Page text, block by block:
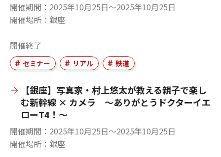
開催期間
2025年10月25日〜2025年10月25日
開催場所
銀座
開催終了
セミナー リアル 鉄道
【銀座】写真家・村上悠太が教える親子で楽し
む新幹線 × カメラ ～ありがとうドクターイエ
ローT4！～
開催期間
2025年10月25日〜2025年10月25日
開催場所
銀座